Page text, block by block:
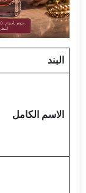
البند
الاسم الكامل